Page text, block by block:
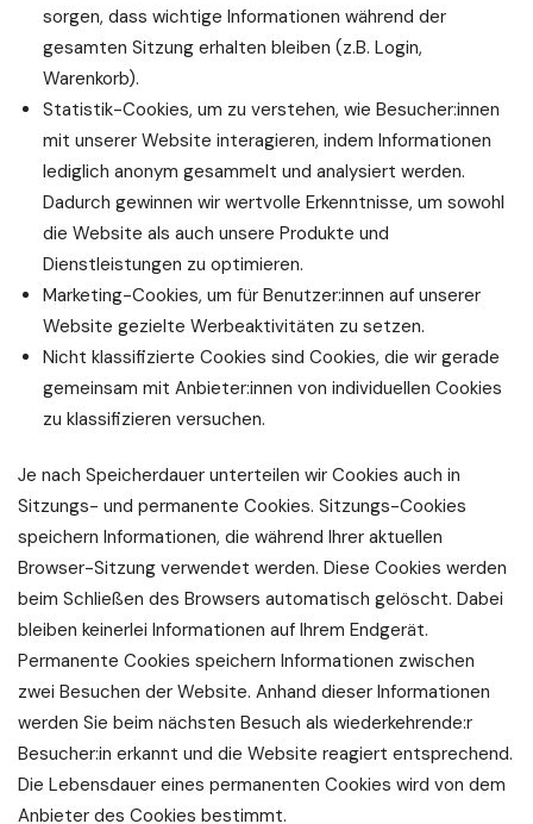
sorgen, dass wichtige Informationen während der
gesamten Sitzung erhalten bleiben (z.B. Login,
Warenkorb).
Statistik-Cookies, um zu verstehen, wie Besucher:innen
mit unserer Website interagieren, indem Informationen
lediglich anonym gesammelt und analysiert werden.
Dadurch gewinnen wir wertvolle Erkenntnisse, um sowohl
die Website als auch unsere Produkte und
Dienstleistungen zu optimieren.
Marketing-Cookies, um für Benutzer:innen auf unserer
Website gezielte Werbeaktivitäten zu setzen.
Nicht klassifizierte Cookies sind Cookies, die wir gerade
gemeinsam mit Anbieter:innen von individuellen Cookies
zu klassifizieren versuchen.
Je nach Speicherdauer unterteilen wir Cookies auch in
Sitzungs- und permanente Cookies. Sitzungs-Cookies
speichern Informationen, die während Ihrer aktuellen
Browser-Sitzung verwendet werden. Diese Cookies werden
beim Schließen des Browsers automatisch gelöscht. Dabei
bleiben keinerlei Informationen auf Ihrem Endgerät.
Permanente Cookies speichern Informationen zwischen
zwei Besuchen der Website. Anhand dieser Informationen
werden Sie beim nächsten Besuch als wiederkehrende:r
Besucher:in erkannt und die Website reagiert entsprechend.
Die Lebensdauer eines permanenten Cookies wird von dem
Anbieter des Cookies bestimmt.